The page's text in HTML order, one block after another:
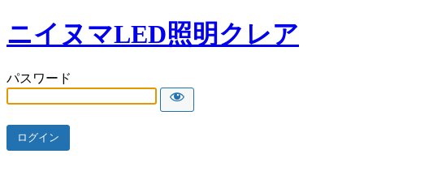
ニイヌマLED照明クレア
パスワード